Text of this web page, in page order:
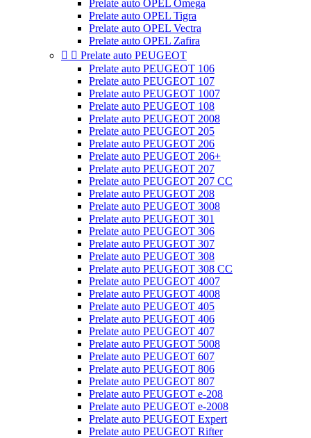
Prelate auto OPEL Omega
Prelate auto OPEL Tigra
Prelate auto OPEL Vectra
Prelate auto OPEL Zafira
  Prelate auto PEUGEOT
Prelate auto PEUGEOT 106
Prelate auto PEUGEOT 107
Prelate auto PEUGEOT 1007
Prelate auto PEUGEOT 108
Prelate auto PEUGEOT 2008
Prelate auto PEUGEOT 205
Prelate auto PEUGEOT 206
Prelate auto PEUGEOT 206+
Prelate auto PEUGEOT 207
Prelate auto PEUGEOT 207 CC
Prelate auto PEUGEOT 208
Prelate auto PEUGEOT 3008
Prelate auto PEUGEOT 301
Prelate auto PEUGEOT 306
Prelate auto PEUGEOT 307
Prelate auto PEUGEOT 308
Prelate auto PEUGEOT 308 CC
Prelate auto PEUGEOT 4007
Prelate auto PEUGEOT 4008
Prelate auto PEUGEOT 405
Prelate auto PEUGEOT 406
Prelate auto PEUGEOT 407
Prelate auto PEUGEOT 5008
Prelate auto PEUGEOT 607
Prelate auto PEUGEOT 806
Prelate auto PEUGEOT 807
Prelate auto PEUGEOT e-208
Prelate auto PEUGEOT e-2008
Prelate auto PEUGEOT Expert
Prelate auto PEUGEOT Rifter